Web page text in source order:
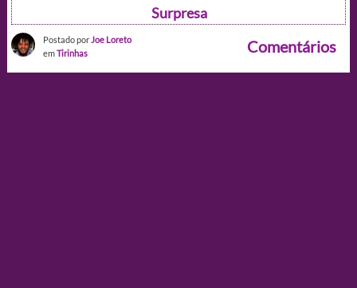
Surpresa
Postado por Joe Loreto
emTirinhas Comentários